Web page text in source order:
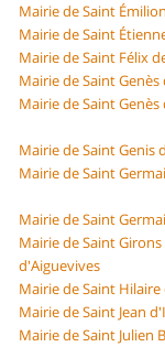
Mairie de Saint Émilion
Mairie de Saint
Mairie de Saint Félix
Mairie de Saint Genès
Mairie de Saint Genès
Mairie de Saint Genis
Mairie de Saint
Mairie de Saint
Mairie de Saint Girons
d'Aiguevives
Mairie de Saint Hilaire
Mairie de Saint Jean
Mairie de Saint Julien